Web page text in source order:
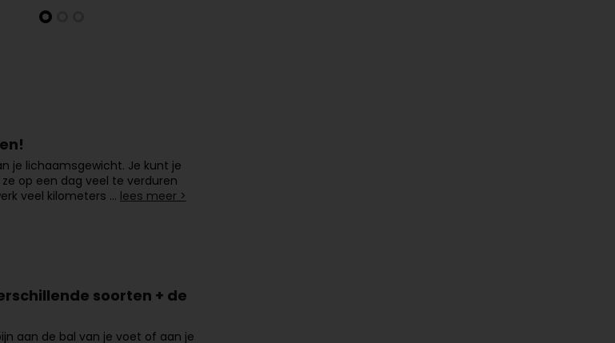
je lichaamsgewicht. Je kunt je
op een dag veel te verduren
veel kilometers … lees meer >
soorten + de
aan de bal van je voet of aan je